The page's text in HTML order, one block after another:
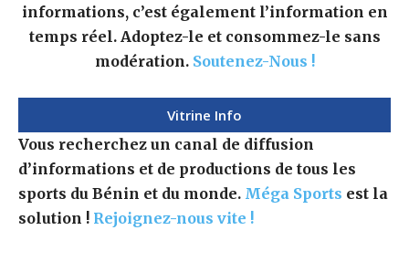
informations, c’est également l’information en
temps réel. Adoptez-le et consommez-le sans
modération. Soutenez-Nous !
Vitrine Info
Vous recherchez un canal de diffusion
d’informations et de productions de tous les
sports du Bénin et du monde. Méga Sports est la
solution ! Rejoignez-nous vite !